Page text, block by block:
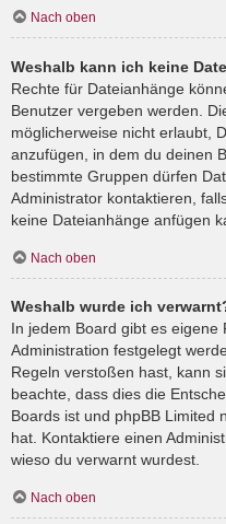
Nach oben
Weshalb kann ich keine
Rechte für Dateianhänge
Benutzer vergeben werden.
möglicherweise nicht erlaubt,
anzufügen, in dem du deinen
bestimmte Gruppen dürfen
Administrator kontaktieren,
keine Dateianhänge anfügen
Nach oben
Weshalb wurde ich
In jedem Board gibt es
Administration festgelegt
Regeln verstoßen hast, kann
beachte, dass dies die
Boards ist und phpBB Limited
hat. Kontaktiere einen
wieso du verwarnt wurdest.
Nach oben